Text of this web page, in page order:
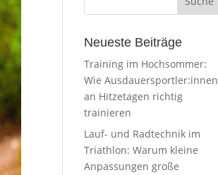
Neueste Beiträge
Training im Hochsommer:
Wie Ausdauersportler:innen
an Hitzetagen richtig
trainieren
Lauf- und Radtechnik im
Triathlon: Warum kleine
Anpassungen große